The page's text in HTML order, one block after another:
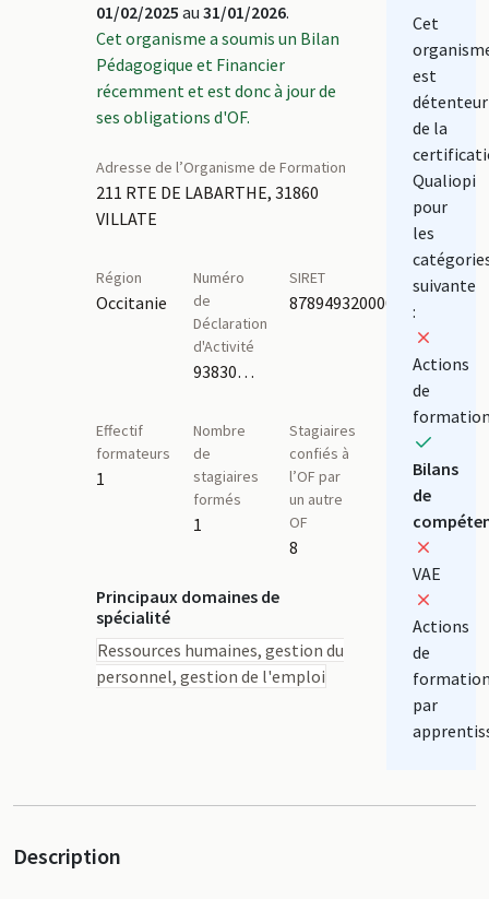
01/02/2025 au 31/01/2026.
Cet organisme a soumis un Bilan
Pédagogique et Financier
récemment et est donc à jour de
ses obligations d'OF.
Adresse de l’Organisme de Formation
211 RTE DE LABARTHE, 31860
VILLATE
Région
Occitanie
Numéro
de
Déclaration
d'Activité
93830723583,76311270531
SIRET
87894932000039
Effectif
formateurs
1
Nombre
de
stagiaires
formés
1
Stagiaires
confiés à
l’OF par
un autre
OF
8
Principaux domaines de
spécialité
Ressources humaines, gestion du
personnel, gestion de l'emploi
Cet
est
détenteur
de la
Qualiopi
pour
les
suivante
:
Actions
de
Bilans
de
VAE
Actions
de
par
Description